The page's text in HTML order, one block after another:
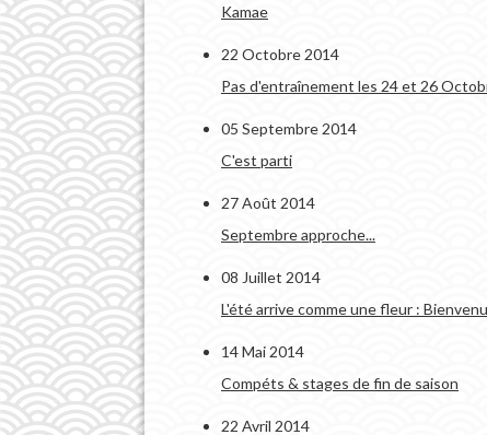
Kamae
22 Octobre 2014
Pas d'entraînement les 24 et 26
05 Septembre 2014
C'est parti
27 Août 2014
Septembre approche...
08 Juillet 2014
L'été arrive comme une fleur :
14 Mai 2014
Compéts & stages de fin de saison
22 Avril 2014